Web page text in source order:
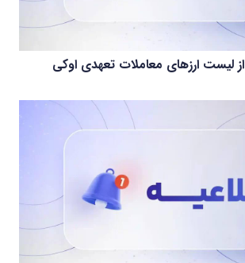
حذف ارز STORJ از لیست ارزهای معاملات تعهدی اوکی